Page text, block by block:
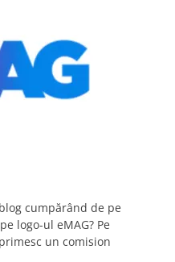
cumpărând de pe
logo-ul eMAG? Pe
un comision